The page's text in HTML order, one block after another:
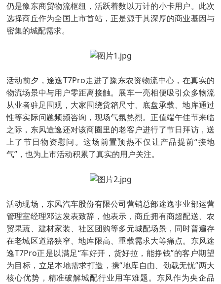
仍是豫东商贸物流枢纽，活跃着数以万计的小卡用户。此次
选择商丘作为全国上市首站，正是源于其深厚的商业基因与
密集的城配需求。
活动前夕，途逸T7Pro走进了豫东农资物流中心，在真实的
物流场景中与用户零距离接触。展车一亮相便吸引众多物流
从业者驻足围观，大家围绕货箱尺寸、底盘承载、地库通过
性等实际问题频频咨询，现场气氛热烈。正值端午佳节来临
之际，东风途逸还对该商圈里的老客户进行了节日拜访，送
上了节日物资慰问。这场前置预热不仅让产品提前“接地
气”，也为上市活动积累了真实的用户关注。
活动现场，东风汽车股份有限公司营销总部途逸事业部运营
管理室经理邓达发表致辞，他表示，商丘拥有商超配送、农
贸果蔬、建材家装、社区团购等多元城配场景，同时普遍存
在老城区道路狭窄、地库限高、重载需求大等痛点。东风途
逸T7Pro正是以满足“车好开，货好拉，能挣钱”的客户期望
为目标，立足本地需求打造，携“地库自由、劲载无忧”两大
核心优势，精准破解城配行业用车难题。东风作为央企品